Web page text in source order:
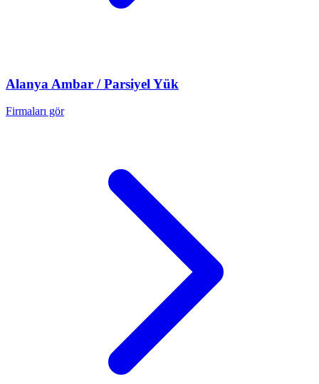
Alanya Ambar / Parsiyel Yük
Firmaları gör